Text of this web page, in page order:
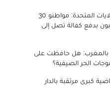
تأشيرة الدخول للولايات المتحدة: مواطنو 30
بدفع كفالة تصل إلى
بالمغرب: هل حافظت على
الحر الصيفية؟
كبرى مرتقبة بالدار